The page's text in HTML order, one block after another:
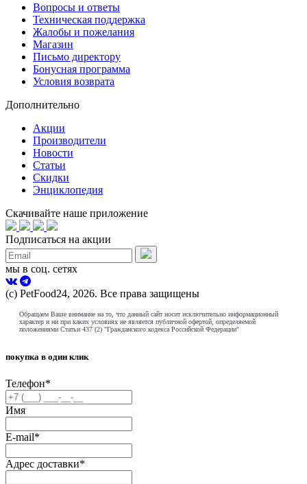
Вопросы и ответы
Техническая поддержка
Жалобы и пожелания
Магазин
Письмо директору
Бонусная программа
Условия возврата
Дополнительно
Акции
Производители
Новости
Статьи
Скидки
Энциклопедия
Скачивайте наше приложение
Подписаться на акции
мы в соц. сетях
(с) PetFood24, 2026. Все права защищены
Обращаем Ваше внимание на то, что данный сайт носит исключительно информационный
характер и ни при каких условиях не является публичной офертой, определяемой
положениями Статьи 437 (2) "Гражданского кодекса Российской Федерации"
покупка в один клик
Телефон*
Имя
E-mail*
Адрес доставки*